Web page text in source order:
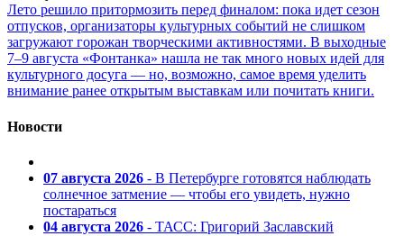
Лето решило притормозить перед финалом: пока идет сезон
отпусков, организаторы культурных событий не слишком
загружают горожан творческими активностями. В выходные
7–9 августа «Фонтанка» нашла не так много новых идей для
культурного досуга — но, возможно, самое время уделить
внимание ранее открытым выставкам или почитать книги.
Новости
07 августа 2026 - В Петербурге готовятся наблюдать
солнечное затмение — чтобы его увидеть, нужно
постараться
04 августа 2026 - ТАСС: Григорий Заславский